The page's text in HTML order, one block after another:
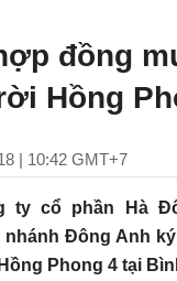
đồng
Hồng
| 10:42 GMT+7
ty cổ phần Hà
nhánh Đông Anh
Phong 4 tại